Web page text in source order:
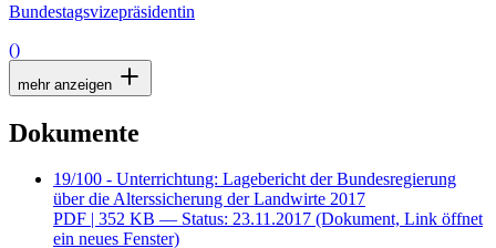
Bundestagsvizepräsidentin
()
mehr anzeigen
Dokumente
19/100 - Unterrichtung: Lagebericht der Bundesregierung
über die Alterssicherung der Landwirte 2017
PDF | 352 KB — Status: 23.11.2017 (Dokument, Link öffnet
ein neues Fenster)